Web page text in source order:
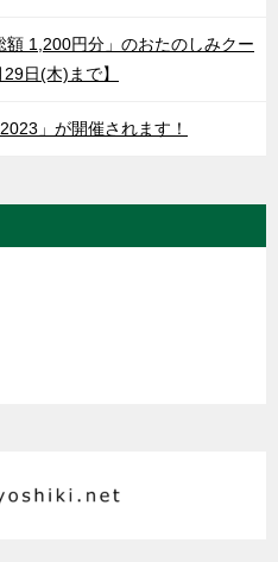
額 1,200円分」のおたのしみクー
日(木)まで】
」が開催されます！